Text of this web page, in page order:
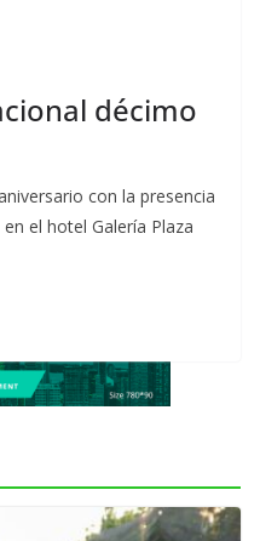
décimo
con la presencia
el hotel Galería Plaza